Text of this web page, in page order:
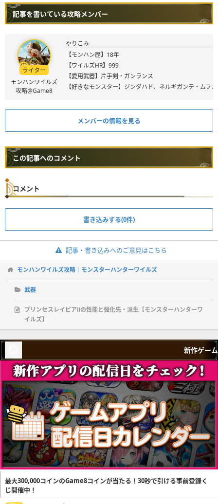
記事を書いている攻略メンバー
ライター
モンハンワイルズ
攻略@Game8
やりこみ
【モンハン歴】18年
【ワイルズHR】999
【愛用武器】片手剣・ガンランス
【好きなモンスター】ジンダハド、ネルギガンテ・ムフ
メンバーの情報を見る
この記事へのコメント
コメント
書き込みする(0件)
記事・書き込みへのご意見はこちら
モンハンワイルズ攻略｜モンスターハンターワイルズ
武器
プリンセスレイピアⅡの性能と強化先・派生【モンスターハンターワ
イルズ】
新作ゲーム
最大300,000コインのGame8コインが当たる！30秒で引ける事前登録く
じ開催中！